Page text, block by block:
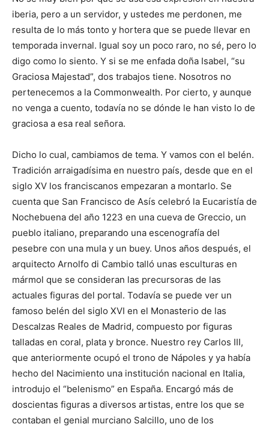
iberia, pero a un servidor, y ustedes me perdonen, me
resulta de lo más tonto y hortera que se puede llevar en
temporada invernal. Igual soy un poco raro, no sé, pero lo
digo como lo siento. Y si se me enfada doña Isabel, “su
Graciosa Majestad”, dos trabajos tiene. Nosotros no
pertenecemos a la Commonwealth. Por cierto, y aunque
no venga a cuento, todavía no se dónde le han visto lo de
graciosa a esa real señora.
Dicho lo cual, cambiamos de tema. Y vamos con el belén.
Tradición arraigadísima en nuestro país, desde que en el
siglo XV los franciscanos empezaran a montarlo. Se
cuenta que San Francisco de Asís celebró la Eucaristía de
Nochebuena del año 1223 en una cueva de Greccio, un
pueblo italiano, preparando una escenografía del
pesebre con una mula y un buey. Unos años después, el
arquitecto Arnolfo di Cambio talló unas esculturas en
mármol que se consideran las precursoras de las
actuales figuras del portal. Todavía se puede ver un
famoso belén del siglo XVI en el Monasterio de las
Descalzas Reales de Madrid, compuesto por figuras
talladas en coral, plata y bronce. Nuestro rey Carlos III,
que anteriormente ocupó el trono de Nápoles y ya había
hecho del Nacimiento una institución nacional en Italia,
introdujo el “belenismo” en España. Encargó más de
doscientas figuras a diversos artistas, entre los que se
contaban el genial murciano Salcillo, uno de los